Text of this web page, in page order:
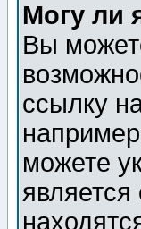
Могу ли
Вы
ссылку
можете